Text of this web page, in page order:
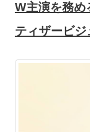
W主演を務め
ティザービ